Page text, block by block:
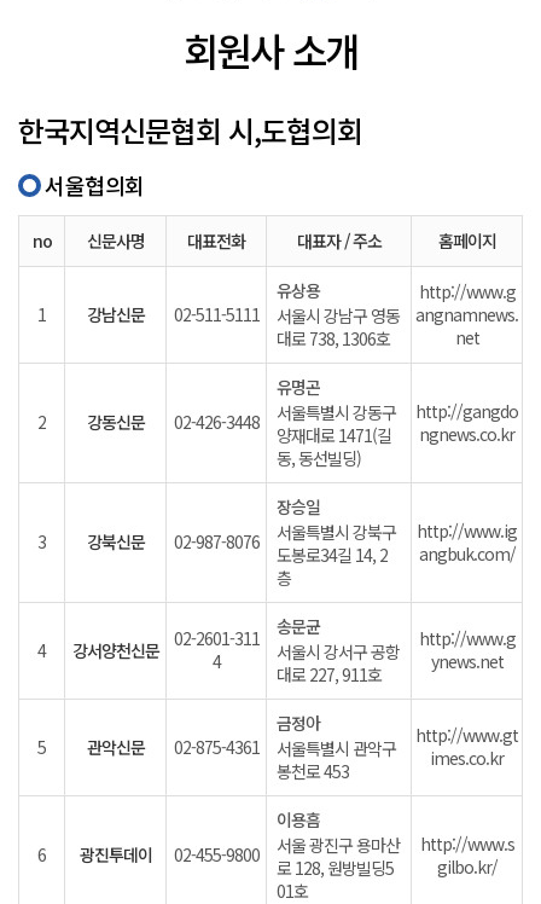
회원사 소개
한국지역신문협회 시,도협의회
서울협의회
no 신문사명 대표전화 대표자 / 주소 홈페이지
1 강남신문 02-511-5111
유상용
서울시 강남구 영동
대로 738, 1306호
http://www.g
angnamnews.
net
2 강동신문 02-426-3448
유명곤
서울특별시 강동구
양재대로 1471(길
동, 동선빌딩)
http://gangdo
ngnews.co.kr
3 강북신문 02-987-8076
장승일
서울특별시 강북구
도봉로34길 14, 2
층
http://www.ig
angbuk.com/
4 강서양천신문
02-2601-311
4
송문균
서울시 강서구 공항
대로 227, 911호
http://www.g
ynews.net
5 관악신문 02-875-4361
금정아
서울특별시 관악구
봉천로 453
http://www.gt
imes.co.kr
6 광진투데이 02-455-9800
이용흠
서울 광진구 용마산
로 128, 원방빌딩5
01호
http://www.s
gilbo.kr/